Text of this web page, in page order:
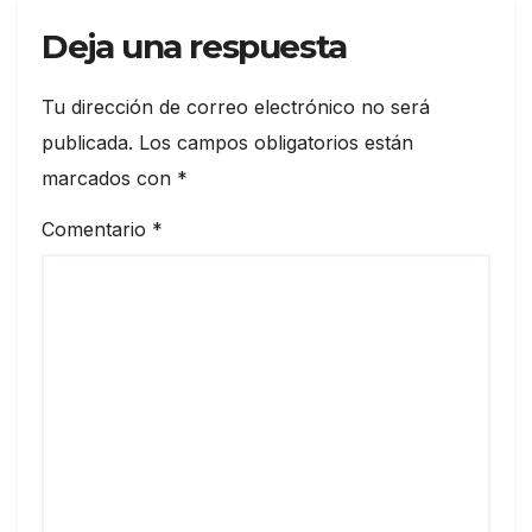
Deja una respuesta
Tu dirección de correo electrónico no será
publicada. Los campos obligatorios están
marcados con *
Comentario *